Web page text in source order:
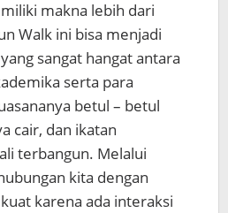
makna lebih dari
Walk ini bisa menjadi
sangat hangat antara
serta para
betul – betul
cair, dan ikatan
terbangun. Melalui
kita dengan
karena ada interaksi